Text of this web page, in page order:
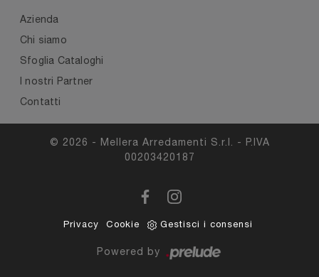
Azienda
Chi siamo
Sfoglia Cataloghi
I nostri Partner
Contatti
© 2026 - Mellera Arredamenti S.r.l. - P.IVA
00203420187
Privacy Cookie Gestisci i consensi
Powered by